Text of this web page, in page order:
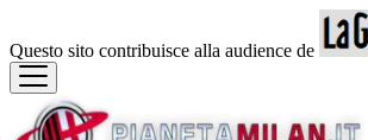
Questo sito contribuisce alla audience de